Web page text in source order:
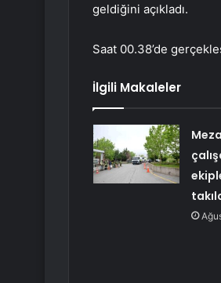
geldiğini açıkladı.
Saat 00.38’de
İlgili Makaleler